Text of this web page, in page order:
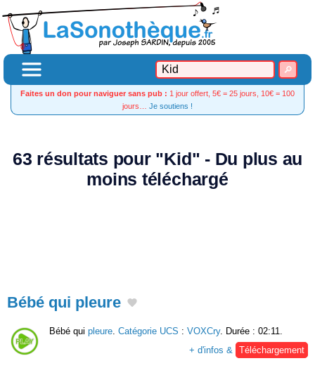
Faites un don pour naviguer sans pub : 1 jour offert, 5€ = 25 jours, 10€ = 100
jours… Je soutiens !
63 résultats pour "Kid" - Du plus au
moins téléchargé
Bébé qui pleure
Bébé qui pleure Catégorie UCS : VOXCry. Durée : 02:11.
+ d'infos &
Téléchargement